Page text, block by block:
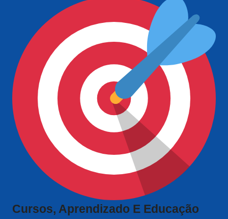
Cursos, Aprendizado E Educação